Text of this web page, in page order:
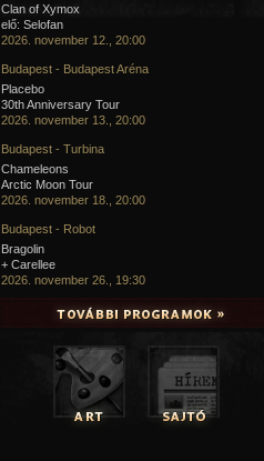
Clan of Xymox
elő: Selofan
2026. november 12., 20:00
Budapest - Budapest Aréna
Placebo
30th Anniversary Tour
2026. november 13., 20:00
Budapest - Turbina
Chameleons
Arctic Moon Tour
2026. november 18., 20:00
Budapest - Robot
Bragolin
+ Carellee
2026. november 26., 19:30